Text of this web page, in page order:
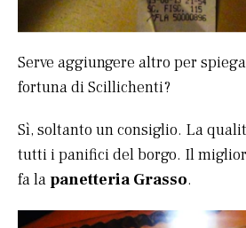
Serve aggiungere altro per
fortuna di Scillichenti?
Sì, soltanto un consiglio. La
tutti i panifici del borgo. Il
fa la panetteria Grasso.